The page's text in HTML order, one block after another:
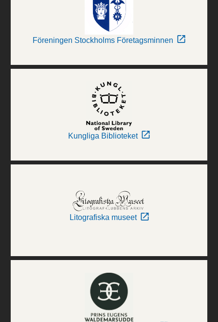
Föreningen Stockholms Företagsminnen
Kungliga Biblioteket
Litografiska museet